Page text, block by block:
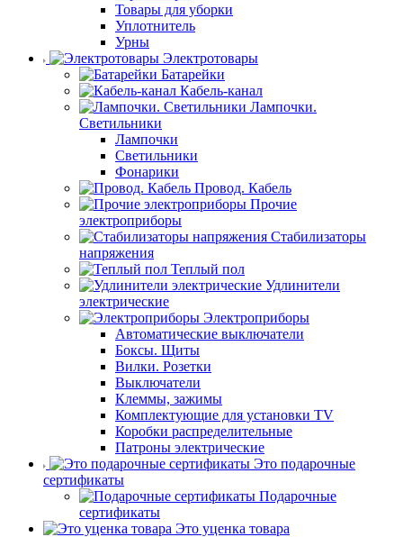
Товары для уборки
Уплотнитель
Урны
Электротовары
Батарейки
Кабель-канал
Лампочки.
Светильники
Лампочки
Светильники
Фонарики
Провод. Кабель
Прочие
электроприборы
Стабилизаторы
напряжения
Теплый пол
Удлинители
электрические
Электроприборы
Автоматические выключатели
Боксы. Щиты
Вилки. Розетки
Выключатели
Клеммы, зажимы
Комплектующие для установки TV
Коробки распределительные
Патроны электрические
Это подарочные
сертификаты
Подарочные
сертификаты
Это уценка товара